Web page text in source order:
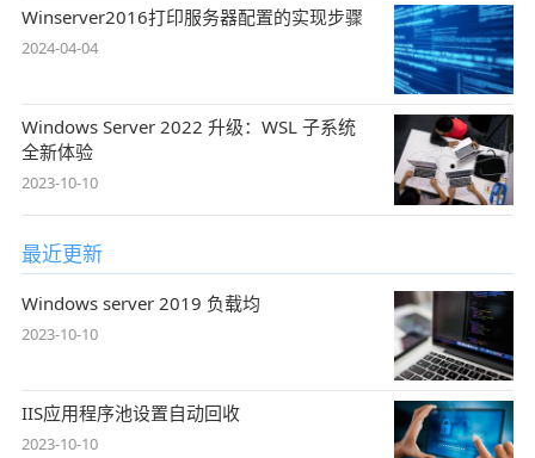
Winserver2016打印服务器配置的实现步骤
2024-04-04
Windows Server 2022 升级：WSL 子系统
全新体验
2023-10-10
最近更新
Windows server 2019 负载均
2023-10-10
IIS应用程序池设置自动回收
2023-10-10